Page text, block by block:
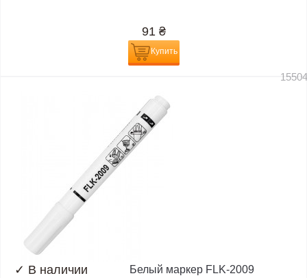
91 ₴
Купить
✓ В наличии Белый маркер FLK-2009